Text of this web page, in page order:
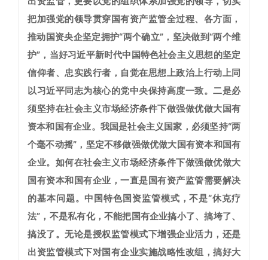
把加强党的领导贯穿国有资产监管全过程、各方面，
推动国资央企坚定拥护“两个确立”，坚决做到“两个维
护”，当好习近平新时代中国特色社会主义思想的坚定
信仰者、忠实践行者，自觉在思想上政治上行动上同
以习近平同志为核心的党中央保持高度一致。 二是必
须坚持在社会主义市场经济条件下做强做优做大国有
资本和国有企业。 我国是社会主义国家，必须坚持“两
个毫不动摇”，坚定不移做强做优做大国有资本和国有
企业。如何在社会主义市场经济条件下做强做优做大
国有资本和国有企业，一直是国有资产监管需要解决
的基本问题。中国特色国资监管模式，不是“休克疗
法”，不是私有化，不能把国有企业搞小了、搞垮了、
搞没了。无论是授权监管模式下增强企业活力，还是
出资监管模式下对国有企业实施战略性改组，搞好大